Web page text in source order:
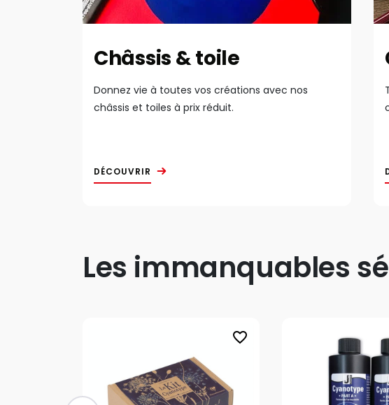
Châssis & toile
Donnez vie à toutes vos créations avec nos
châssis et toiles à prix réduit.
DÉCOUVRIR
Les immanquables
favorite_border